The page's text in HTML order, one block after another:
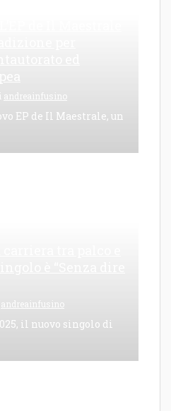
andreainfusino
EP de Il Maestrale, un
andreainfusino
il nuovo singolo di